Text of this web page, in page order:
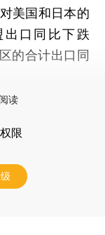
美国和日本的
出口同比下跌
的合计出口同
读
限